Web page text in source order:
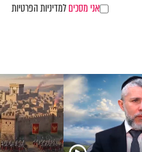
אני מסכיםלמדיניות הפרטיות